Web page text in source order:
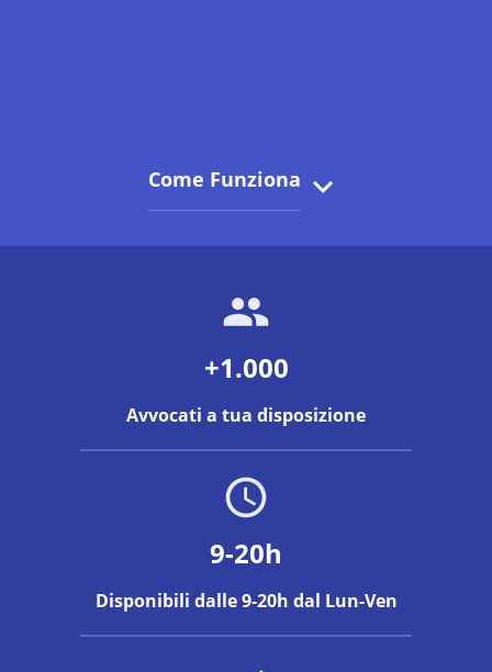
Come Funziona
+1.000
Avvocati a tua disposizione
9-20h
Disponibili dalle 9-20h dal Lun-Ven